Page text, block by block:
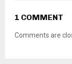
1 COMMENT
Comments are